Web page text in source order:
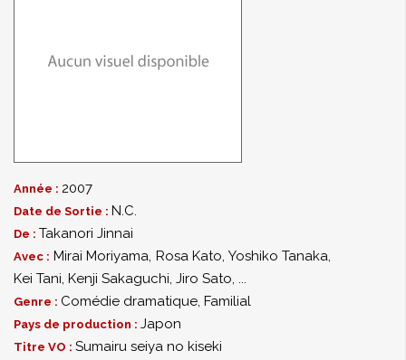
Année : 2007
Date de Sortie : N.C.
De : Takanori Jinnai
Avec : Mirai Moriyama, Rosa Kato, Yoshiko Tanaka,
Kei Tani, Kenji Sakaguchi, Jiro Sato, ...
Genre : Comédie dramatique, Familial
Pays de production : Japon
Titre VO : Sumairu seiya no kiseki